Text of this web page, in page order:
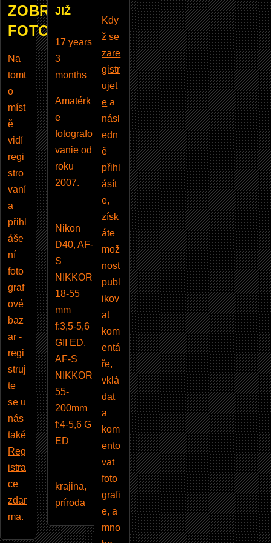
ZOBRAZUJE
FOTOBAZAR
Na
tomt
o
míst
ě
vidí
regi
stro
vaní
a
přihl
áše
ní
foto
graf
ové
baz
ar -
regi
struj
te
se u
nás
také
Reg
istra
ce
zdar
ma.
JIŽ
17 years
3
months
Amatérk
e
fotografo
vanie od
roku
2007.
Nikon
D40, AF-
S
NIKKOR
18-55
mm
f:3,5-5,6
GII ED,
AF-S
NIKKOR
55-
200mm
f:4-5,6 G
ED
krajina,
príroda
Kdy
ž se
zare
gistr
ujet
e a
násl
edn
ě
přihl
ásít
e,
získ
áte
mož
nost
publ
ikov
at
kom
entá
ře,
vklá
dat
a
kom
ento
vat
foto
grafi
e, a
mno